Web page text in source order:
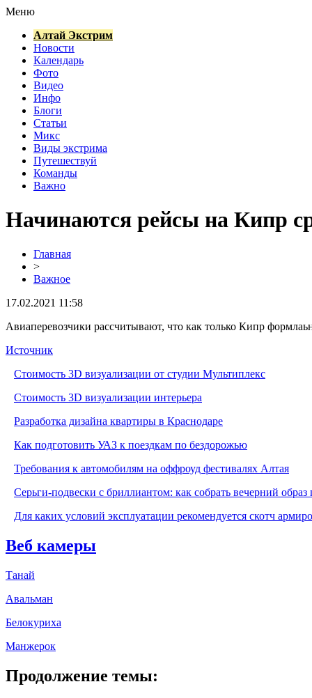
Меню
Алтай Экстрим
Новости
Календарь
Фото
Видео
Инфо
Блоги
Статьи
Микс
Виды экстрима
Путешествуй
Команды
Важно
Начинаются рейсы на Кипр
Главная
>
Важное
17.02.2021 11:58
Авиаперевозчики рассчитывают, что как только Кипр
Источник
Стоимость 3D визуализации от студии Мультиплекс
Стоимость 3D визуализации интерьера
Разработка дизайна квартиры в Краснодаре
Как подготовить УАЗ к поездкам по бездорожью
Требования к автомобилям на оффроуд фестивалях Алтая
Серьги-подвески с бриллиантом: как собрать вечерний образ
Для каких условий эксплуатации рекомендуется скотч
Веб камеры
Танай
Авальман
Белокуриха
Манжерок
Продолжение темы: